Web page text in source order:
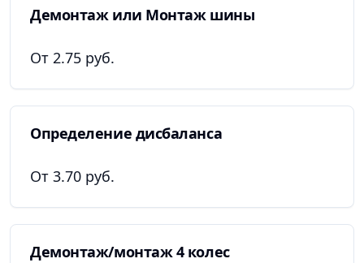
Демонтаж или Монтаж шины
От 2.75 руб.
Определение дисбаланса
От 3.70 руб.
Демонтаж/монтаж 4 колес